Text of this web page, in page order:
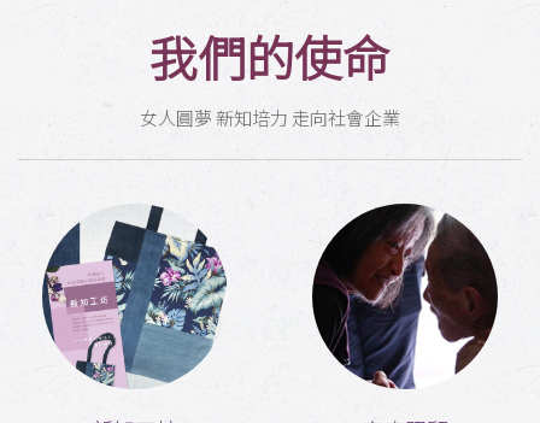
我們的使命
女人圓夢 新知培力 走向社會企業